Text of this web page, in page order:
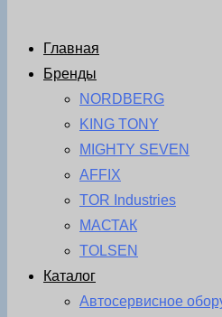
Главная
Бренды
NORDBERG
KING TONY
MIGHTY SEVEN
AFFIX
TOR Industries
МАСТАК
TOLSEN
Каталог
Автосервисное